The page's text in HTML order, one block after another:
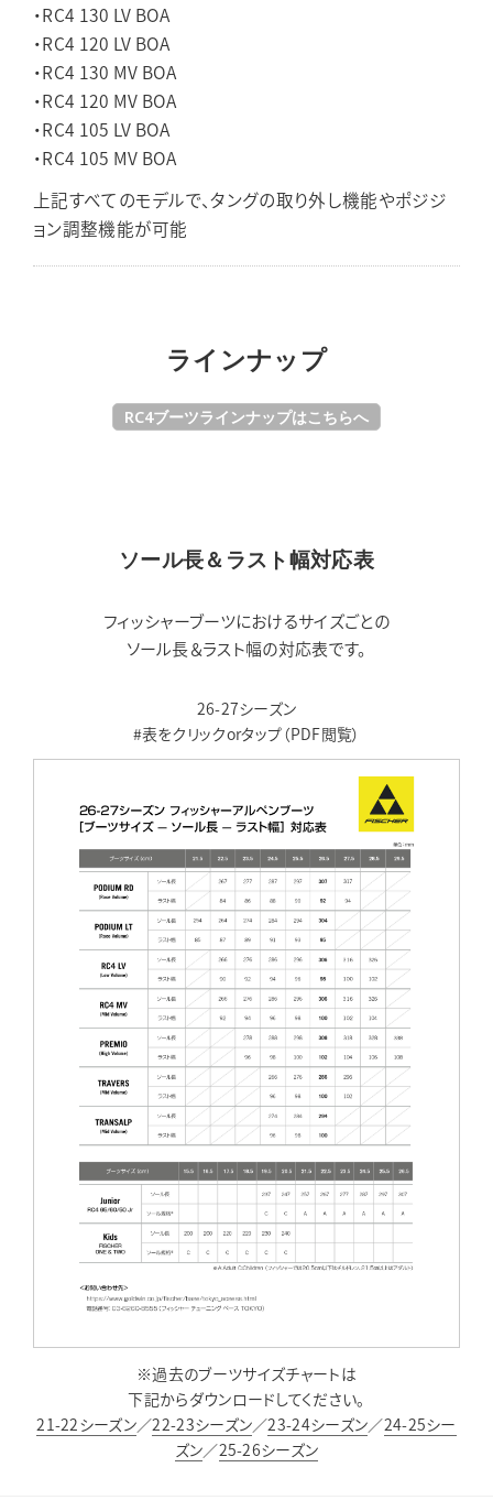
・RC4 130 LV BOA
・RC4 120 LV BOA
・RC4 130 MV BOA
・RC4 120 MV BOA
・RC4 105 LV BOA
・RC4 105 MV BOA
上記すべてのモデルで、タングの取り外し機能やポジジ
ョン調整機能が可能
ラインナップ
RC4ブーツラインナップはこちらへ
ソール長＆ラスト幅対応表
フィッシャーブーツにおけるサイズごとの
ソール長＆ラスト幅の対応表です。
26-27シーズン
#表をクリックorタップ（PDF閲覧）
※過去のブーツサイズチャートは
下記からダウンロードしてください。
21-22シーズン／22-23シーズン／23-24シーズン／24-25シー
ズン／25-26シーズン